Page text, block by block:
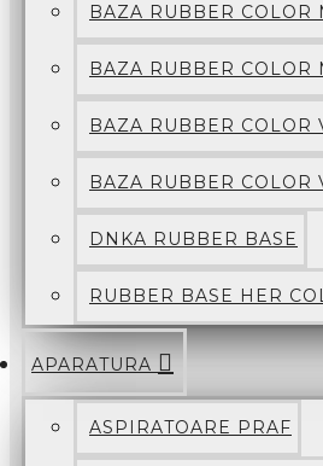
BAZA RUBBER COLOR
BAZA RUBBER COLOR
BAZA RUBBER COLOR
BAZA RUBBER COLOR
DNKA RUBBER BASE
RUBBER BASE HER
APARATURA
ASPIRATOARE PRAF